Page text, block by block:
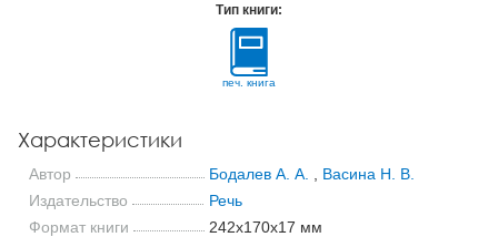
Тип книги:
печ. книга
Характеристики
Автор Бодалев А. А.
Васина Н. В.
Издательство
Речь
Формат книги
242x170x17 мм